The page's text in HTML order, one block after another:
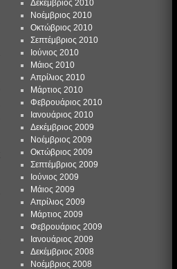
Δεκέμβριος 2010
Νοέμβριος 2010
Οκτώβριος 2010
Σεπτέμβριος 2010
Ιούνιος 2010
Μάιος 2010
Απρίλιος 2010
Μάρτιος 2010
Φεβρουάριος 2010
Ιανουάριος 2010
Δεκέμβριος 2009
Νοέμβριος 2009
Οκτώβριος 2009
Σεπτέμβριος 2009
Ιούνιος 2009
Μάιος 2009
Απρίλιος 2009
Μάρτιος 2009
Φεβρουάριος 2009
Ιανουάριος 2009
Δεκέμβριος 2008
Νοέμβριος 2008